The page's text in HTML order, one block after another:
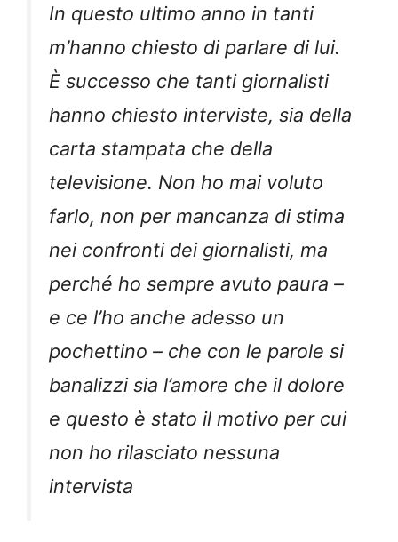
In questo ultimo anno in tanti
m’hanno chiesto di parlare di lui.
È successo che tanti giornalisti
hanno chiesto interviste, sia della
carta stampata che della
televisione. Non ho mai voluto
farlo, non per mancanza di stima
nei confronti dei giornalisti, ma
perché ho sempre avuto paura –
e ce l’ho anche adesso un
pochettino – che con le parole si
banalizzi sia l’amore che il dolore
e questo è stato il motivo per cui
non ho rilasciato nessuna
intervista